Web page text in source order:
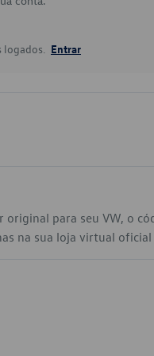
logados. Entrar
original para seu VW, o
na sua loja virtual oficial